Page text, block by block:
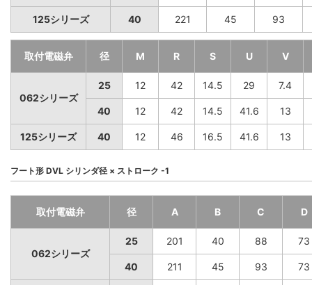
125シリーズ 40 221 45 93
取付電磁弁 径 M R S U V
062シリーズ
25 12 42 14.5 29 7.4
40 12 42 14.5 41.6 13
125シリーズ 40 12 46 16.5 41.6 13
フート形 DVL シリンダ径 × ストローク -1
取付電磁弁 径 A B C D
062シリーズ
25 201 40 88 73
40 211 45 93 73